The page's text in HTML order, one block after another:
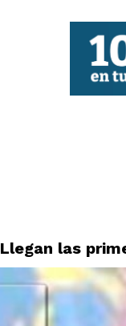
Llegan las